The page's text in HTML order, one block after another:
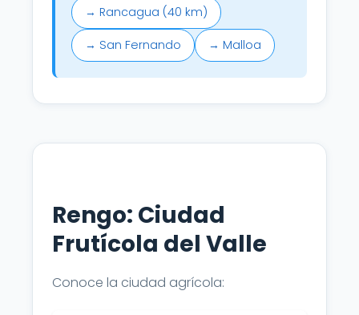
→ Rancagua (40 km)
→ San Fernando → Malloa
Rengo: Ciudad
Frutícola del Valle
Conoce la ciudad agrícola: